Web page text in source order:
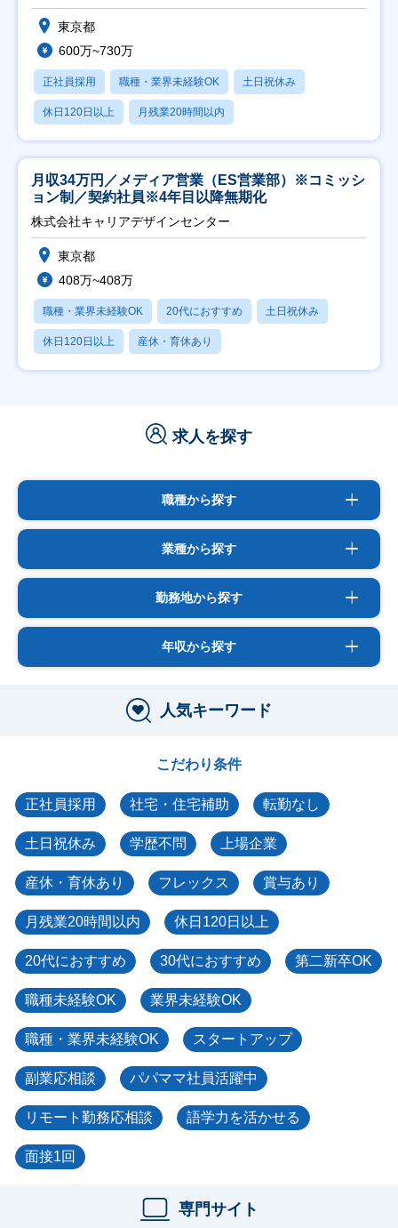
東京都
600万~730万
正社員採用 職種・業界未経験OK 土日祝休み
休日120日以上 月残業20時間以内
月収34万円／メディア営業（ES営業部）※コミッシ
ョン制／契約社員※4年目以降無期化
株式会社キャリアデザインセンター
東京都
408万~408万
職種・業界未経験OK 20代におすすめ 土日祝休み
休日120日以上 産休・育休あり
求人を探す
職種から探す
業種から探す
勤務地から探す
年収から探す
人気キーワード
こだわり条件
正社員採用 社宅・住宅補助 転勤なし
土日祝休み 学歴不問 上場企業
産休・育休あり フレックス 賞与あり
月残業20時間以内 休日120日以上
20代におすすめ 30代におすすめ 第二新卒OK
職種未経験OK 業界未経験OK
職種・業界未経験OK スタートアップ
副業応相談 パパママ社員活躍中
リモート勤務応相談 語学力を活かせる
面接1回
専門サイト